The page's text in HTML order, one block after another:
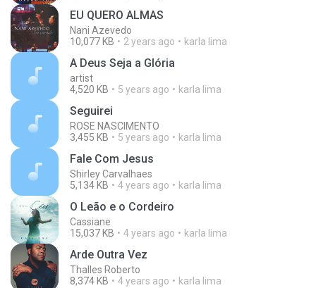
EU QUERO ALMAS
Nani Azevedo
10,077 KB
2 years ago karla lima
A Deus Seja a Glória
artist
4,520 KB
5 years ago karla lima
Seguirei
ROSE NASCIMENTO
3,455 KB
5 years ago karla lima
Fale Com Jesus
Shirley Carvalhaes
5,134 KB
4 years ago karla lima
O Leão e o Cordeiro
Cassiane
15,037 KB
4 years ago karla lima
Arde Outra Vez
Thalles Roberto
8,374 KB
4 years ago karla lima